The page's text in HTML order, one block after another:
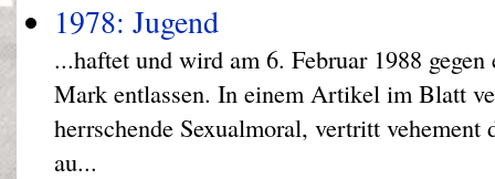
1978: Jugend
...haftet und wird am 6. Februar 1988
Mark entlassen. In einem Artikel im Blatt
herrschende Sexualmoral, vertritt vehement
au...